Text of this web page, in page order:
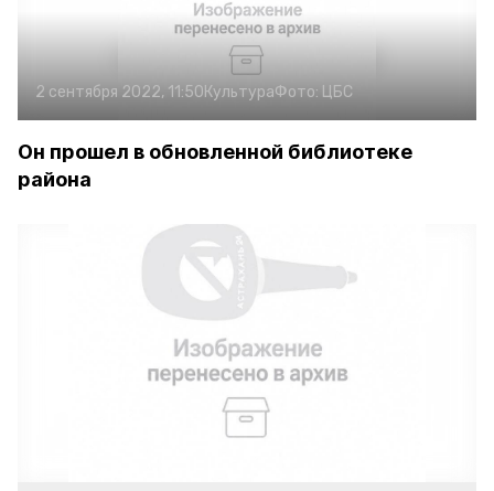
2 сентября 2022, 11:50КультураФото: ЦБС
Он прошел в обновленной библиотеке
района